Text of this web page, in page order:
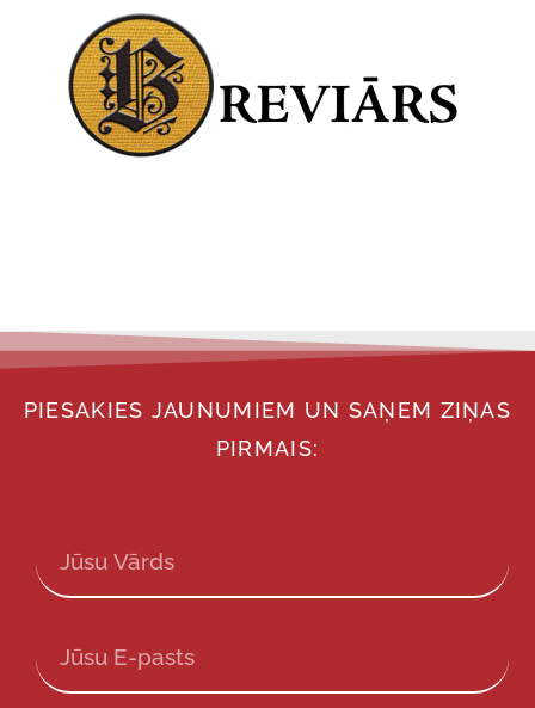
PIESAKIES JAUNUMIEM UN SAŅEM ZIŅAS
PIRMAIS: